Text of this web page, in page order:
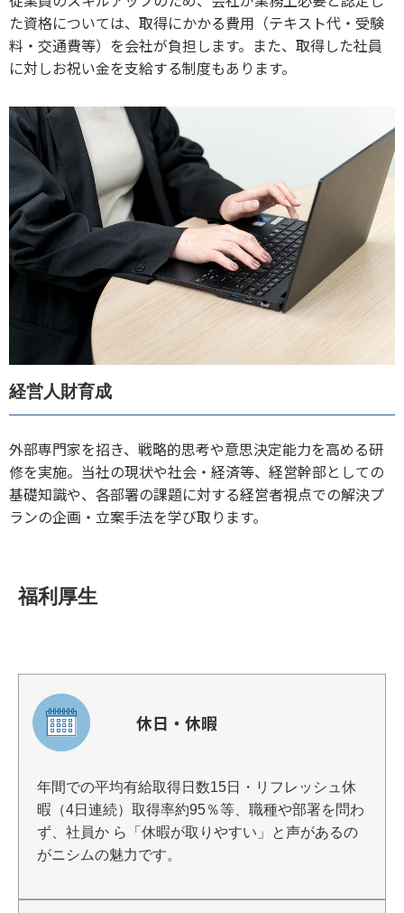
た資格については、取得にかかる費用（テキスト代・受験
料・交通費等）を会社が負担します。また、取得した社員
に対しお祝い金を支給する制度もあります。
経営人財育成
外部専門家を招き、戦略的思考や意思決定能力を高める研
修を実施。当社の現状や社会・経済等、経営幹部としての
基礎知識や、各部署の課題に対する経営者視点での解決プ
ランの企画・立案手法を学び取ります。
福利厚生
休日・休暇
年間での平均有給取得日数15日・リフレッシュ休
暇（4日連続）取得率約95％等、職種や部署を問わ
ず、社員か ら「休暇が取りやすい」と声があるの
がニシムの魅力です。